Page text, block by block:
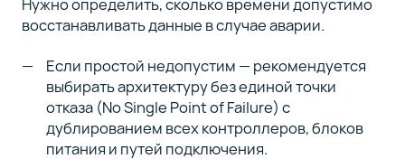
Нужно определить, сколько времени допустимо
восстанавливать данные в случае аварии.
Если простой недопустим — рекомендуется
выбирать архитектуру без единой точки
отказа (No Single Point of Failure) с
дублированием всех контроллеров, блоков
питания и путей подключения.